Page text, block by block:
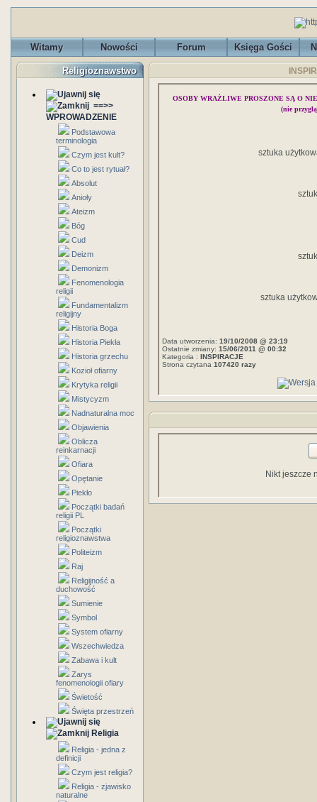
Witamy Nowości Forum Księga Gości
Religioznawstwo
==>>
WPROWADZENIE
Podstawowa
terminologia
Czym jest kult?
Co to jest rytuał?
Absolut
Anioły
Ateizm
Bóg
Cud
Deizm
Demonizm
Fenomenologia
religii
Fundamentalizm
religijny
Historia Boga
Historia Piekła
Historia grzechu
Kozioł ofiarny
Krytyka religii
Mistycyzm
Nadnaturalna moc
Objawienia
Oblicza
reinkarnacji
Ofiara
Opętanie
Piekło
Początki badań
religii PL
Początki
religioznawstwa
Politeizm
Raj
Religijność a
duchowość
Sumienie
Symbol
System ofiarny
Wszechwiedza
Zabawa i kult
Zarys
fenomenologii ofiary
Świetość
Święta przestrzeń
Religia
Religia - jedna z
definicji
Czym jest religia?
Religia - zjawisko
naturalne
OSOBY WRAŻLIWE PROSZONE SĄ O
(nie
sztuka
sztuka
Data utworzenia: 19/10/2008 @ 23:19
Ostatnie zmiany: 15/06/2011 @ 00:32
Kategoria : INSPIRACJE
Strona czytana 107420 razy
Nikt jeszcze